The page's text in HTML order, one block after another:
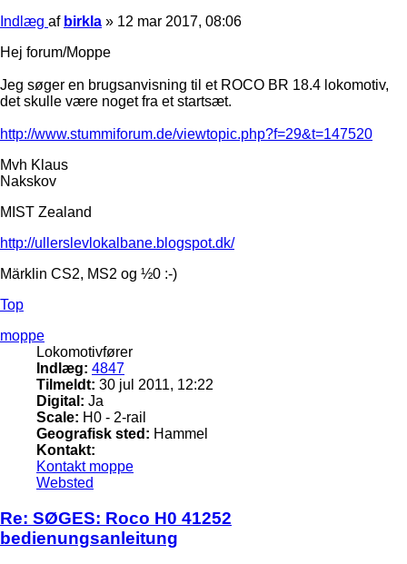
Indlæg af birkla » 12 mar 2017, 08:06
Hej forum/Moppe
Jeg søger en brugsanvisning til et ROCO BR 18.4 lokomotiv,
det skulle være noget fra et startsæt.
http://www.stummiforum.de/viewtopic.php?f=29&t=147520
Mvh Klaus
Nakskov
MIST Zealand
http://ullerslevlokalbane.blogspot.dk/
Märklin CS2, MS2 og ½0 :-)
Top
moppe
Lokomotivfører
Indlæg: 4847
Tilmeldt: 30 jul 2011, 12:22
Digital: Ja
Scale: H0 - 2-rail
Geografisk sted: Hammel
Kontakt:
Kontakt moppe
Websted
Re: SØGES: Roco H0 41252
bedienungsanleitung